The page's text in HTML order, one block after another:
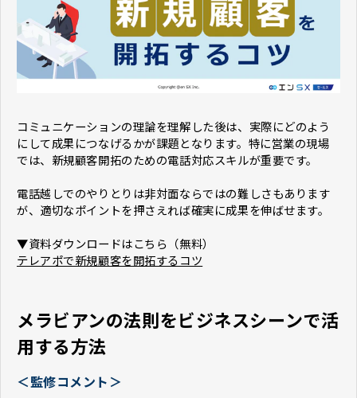
コミュニケーションの理論を理解した後は、実際にどのよう
にして成果につなげるかが課題となります。特に営業の現場
では、新規顧客開拓のための電話対応スキルが重要です。
電話越しでのやりとりは非対面ならではの難しさもあります
が、適切なポイントを押さえれば確実に成果を伸ばせます。
▼資料ダウンロードはこちら（無料）
テレアポで新規顧客を開拓するコツ
メラビアンの法則をビジネスシーンで活
用する方法
＜監修コメント＞